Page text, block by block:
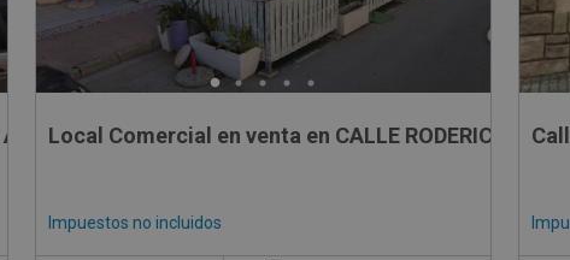
, 6
Local Comercial en venta en CALLE RODERIC
Impuestos no incluidos